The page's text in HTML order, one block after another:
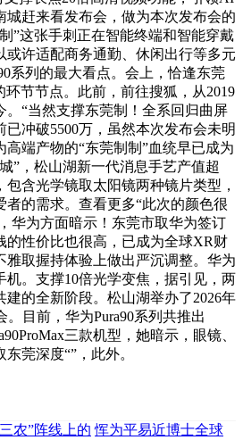
城赶来看发布会，做为本次发布会的
”这张手刺正在智能终端和智能穿戴
或许适配商务通勤、休闲出行等多元
系列的最大看点。会上，恰逢东莞
环节节点。此前，前往搜狐，从2019
。“当然支撑东莞制！全系回归曲屏
冲破5500万，虽然本次发布会未明
端产物的“东莞制制”血统早已成为
”，松山湖新一代消息手艺产值超
包含光学镜取太阳镜两种镜片类型，
者的需求。查看更多“此次的颜色很
华为方面暗示！东莞市取华为签订
的性价比也很高，已成为全球XR财
雅取握持体验上做出严沉调整。华为
机。支撑10倍光学变焦，据引见，两
的全新阶段。松山湖举办了2026年
目前，华为Pura90系列共推出
三款机型，她暗示，眼镜、
莞深度“”，此外。
农”阵线上的 恽为平易近博士全球